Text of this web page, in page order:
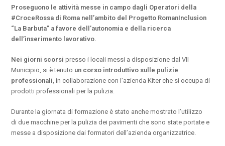
Proseguono le attività messe in campo dagli Operatori della
#CroceRossa di Roma nell’ambito del Progetto RomanInclusion
“La Barbuta” a favore dell’autonomia e della ricerca
dell’inserimento lavorativo.
Nei giorni scorsipresso i locali messi a disposizione dal VII
Municipio, si è tenuto un corso introduttivo sulle pulizie
professionali, in collaborazione con l’azienda Kiter che si occupa di
prodotti professionali per la pulizia.
Durante la giornata di formazione è stato anche mostrato l’utilizzo
di due macchine per la pulizia dei pavimenti che sono state portate e
messe a disposizione dai formatori dell’azienda organizzatrice.